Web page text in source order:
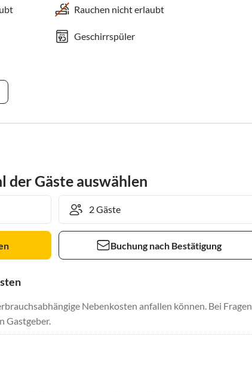
Rauchen nicht erlaubt
Geschirrspüler
der Gäste auswählen
Buchung nach Bestätigung
Nebenkosten anfallen können. Bei Fragen
Gastgeber.